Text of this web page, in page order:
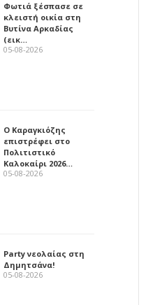
Φωτιά ξέσπασε σε
κλειστή οικία στη
Βυτίνα Αρκαδίας
(εικ…
05-08-2026
Ο Καραγκιόζης
επιστρέφει στο
Πολιτιστικό
Καλοκαίρι 2026…
05-08-2026
Party νεολαίας στη
Δημητσάνα!
05-08-2026